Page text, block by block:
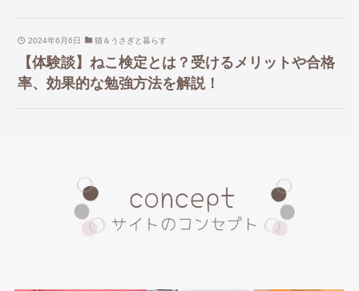
2024年6月6日 猫＆うさぎと暮らす
【体験談】ねこ検定とは？受けるメリットや合格
率、効果的な勉強方法を解説！